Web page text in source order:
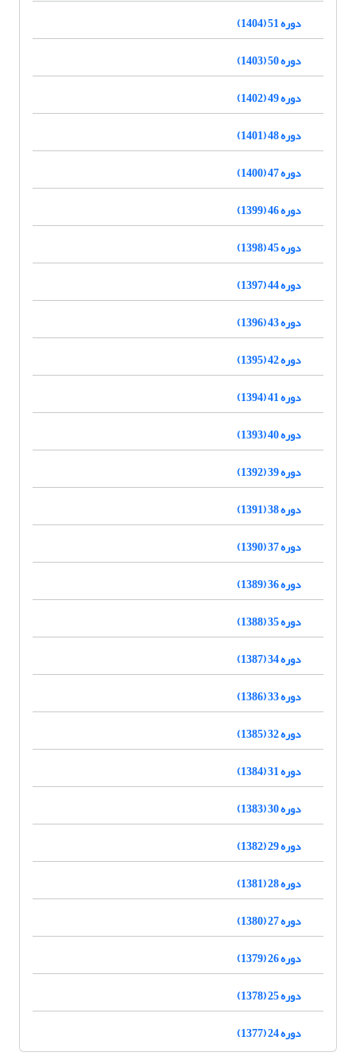
دوره 51 (1404)
دوره 50 (1403)
دوره 49 (1402)
دوره 48 (1401)
دوره 47 (1400)
دوره 46 (1399)
دوره 45 (1398)
دوره 44 (1397)
دوره 43 (1396)
دوره 42 (1395)
دوره 41 (1394)
دوره 40 (1393)
دوره 39 (1392)
دوره 38 (1391)
دوره 37 (1390)
دوره 36 (1389)
دوره 35 (1388)
دوره 34 (1387)
دوره 33 (1386)
دوره 32 (1385)
دوره 31 (1384)
دوره 30 (1383)
دوره 29 (1382)
دوره 28 (1381)
دوره 27 (1380)
دوره 26 (1379)
دوره 25 (1378)
دوره 24 (1377)